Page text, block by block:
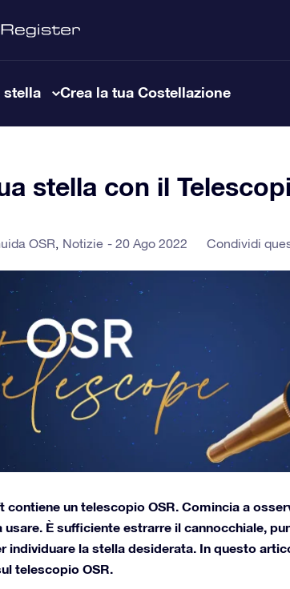
stella Crea la tua Costellazione
stella con il
OSR Notizie 20 Ago 2022 Condividi
contiene un telescopio OSR. Comincia a
È sufficiente estrarre il cannocchiale,
individuare la stella desiderata. In questo
telescopio OSR.